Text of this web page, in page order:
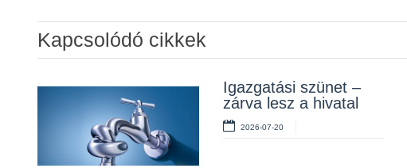
Kapcsolódó cikkek
Igazgatási szünet –
zárva lesz a hivatal
2026-07-20
Álláspályázat –
konyhai kisegítő
2026-07-20
Lakossági fórum az
Erzsébet téri fákról
2026-07-10